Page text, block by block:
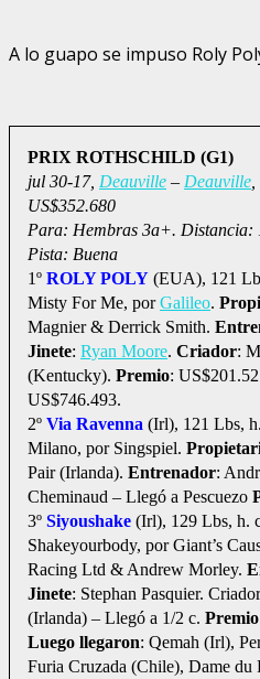
A lo guapo se impuso Roly
PRIX ROTHSCHILD (G1)
jul 30-17, Deauville – Deauville
US$352.680
Para: Hembras 3a+. Distancia:
Pista: Buena
1º ROLY POLY (EUA), 121
Misty For Me, porGalileo.
Magnier & Derrick Smith.
Jinete: Ryan Moore. Criador:
(Kentucky). Premio:
US$746.493.
2º Via Ravenna (Irl), 121 Lbs,
Milano, por Singspiel.
Pair (Irlanda). Entrenador:
Cheminaud – Llegó a Pescuezo
3º Siyoushake (Irl), 129 Lbs, h.
Shakeyourbody, por Giant’s
Racing Ltd & Andrew Morley.
Jinete: Stephan Pasquier.
(Irlanda) – Llegó a 1/2 c. Premio
Luego llegaron: Qemah (Irl),
Furia Cruzada (Chile), Dame